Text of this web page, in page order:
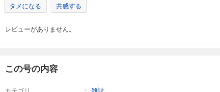
880円 (税込)
あらすじを表示する
週刊東洋経済 2026/3/14・3/21合併号
タメになる 共感する
レビューがありません。
この号の内容
カテゴリ 雑誌